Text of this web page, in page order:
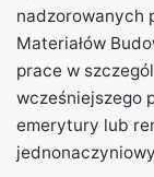
nadzorowanych
Materiałów
prace w
wcześniejszego
emerytury lub